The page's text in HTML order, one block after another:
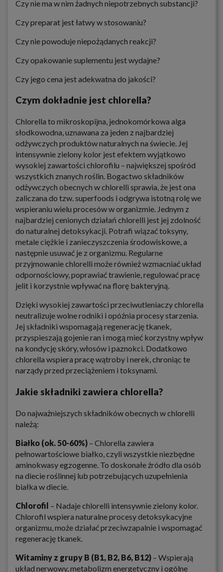
Czy nie ma w nim żadnych niepotrzebnych substancji?
Czy preparat jest łatwy w stosowaniu?
Czy nie powoduje niepożądanych reakcji?
Czy opakowanie suplementu jest wydajne?
Czy jego cena jest adekwatna do jakości?
Czym dokładnie jest chlorella?
Chlorella to mikroskopijna, jednokomórkowa alga
słodkowodna, uznawana za jeden z najbardziej
odżywczych produktów naturalnych na świecie. Jej
intensywnie zielony kolor jest efektem wyjątkowo
wysokiej zawartości chlorofilu – największej spośród
wszystkich znanych roślin. Bogactwo składników
odżywczych obecnych w chlorelli sprawia, że jest ona
zaliczana do tzw. superfoods i odgrywa istotną rolę we
wspieraniu wielu procesów w organizmie. Jednym z
najbardziej cenionych działań chlorelli jest jej zdolność
do naturalnej detoksykacji. Potrafi wiązać toksyny,
metale ciężkie i zanieczyszczenia środowiskowe, a
następnie usuwać je z organizmu. Regularne
przyjmowanie chlorelli może również wzmacniać układ
odpornościowy, poprawiać trawienie, regulować pracę
jelit i korzystnie wpływać na florę bakteryjną.
Dzięki wysokiej zawartości przeciwutleniaczy chlorella
neutralizuje wolne rodniki i opóźnia procesy starzenia.
Jej składniki wspomagają regenerację tkanek,
przyspieszają gojenie ran i mogą mieć korzystny wpływ
na kondycję skóry, włosów i paznokci. Dodatkowo
chlorella wspiera pracę wątroby i nerek, chroniąc te
narządy przed przeciążeniem i toksynami.
Jakie składniki zawiera chlorella?
Do najważniejszych składników obecnych w chlorelli
należą:
Białko (ok. 50-60%) – Chlorella zawiera
pełnowartościowe białko, czyli wszystkie niezbędne
aminokwasy egzogenne. To doskonałe źródło dla osób
na diecie roślinnej lub potrzebujących uzupełnienia
białka w diecie.
Chlorofil – Nadaje chlorelli intensywnie zielony kolor.
Chlorofil wspiera naturalne procesy detoksykacyjne
organizmu, może działać przeciwzapalnie i wspomagać
regenerację tkanek.
Witaminy z grupy B (B1, B2, B6, B12) – Wspierają
układ nerwowy, metabolizm energetyczny i ogólne